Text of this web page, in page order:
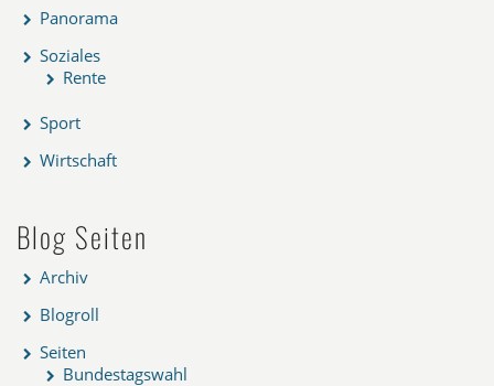
Panorama
Soziales
Rente
Sport
Wirtschaft
Blog Seiten
Archiv
Blogroll
Seiten
Bundestagswahl